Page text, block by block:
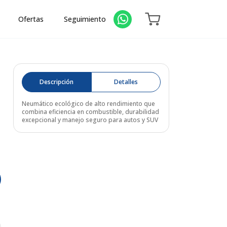
Ofertas Seguimiento
Descripción Detalles
Neumático ecológico de alto rendimiento que
combina eficiencia en combustible, durabilidad
excepcional y manejo seguro para autos y SUV